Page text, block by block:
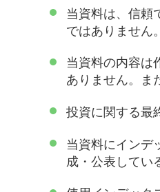
当資料は、信頼
ではありません。
当資料の内容は
ありません。ま
投資に関する最
当資料にインデ
成・公表してい